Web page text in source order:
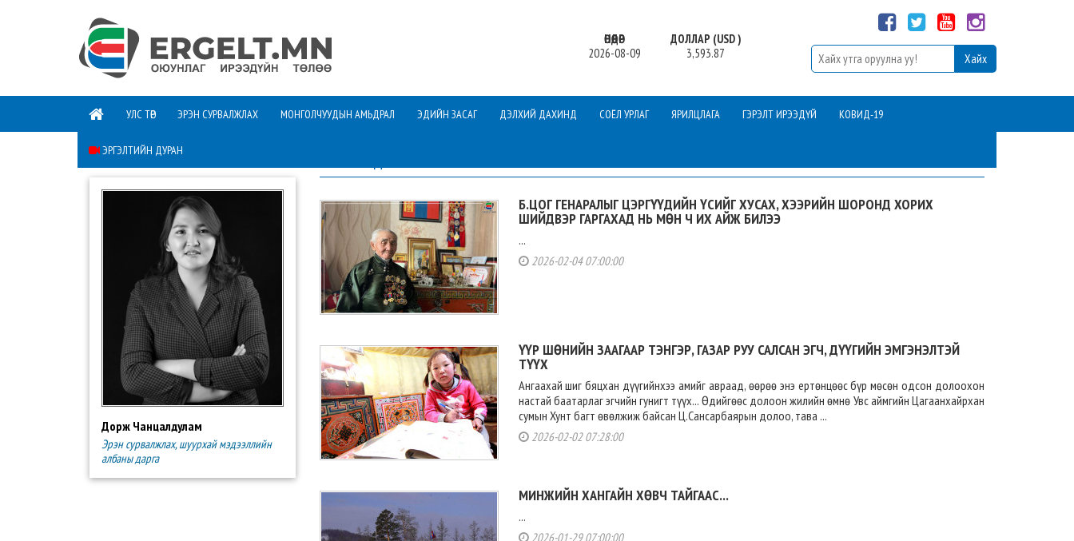
ӨНӨӨДӨР
2026-08-09
ДОЛЛАР (USD )
3,593.87
УЛС ТӨР ЭРЭН СУРВАЛЖЛАХ МОНГОЛЧУУДЫН АМЬДРАЛ ЭДИЙН ЗАСАГ ДЭЛХИЙ ДАХИНД СОЁЛ УРЛАГ ЯРИЛЦЛАГА ГЭРЭЛТ ИРЭЭДҮЙ КОВИД-19
ЭРГЭЛТИЙН ДУРАН
Дорж Чанцалдулам
Эрэн сурвалжлах, шуурхай мэдээллийн
албаны дарга
Б.ЦОГ ГЕНАРАЛЫГ ЦЭРГҮҮДИЙН ҮСИЙГ ХУСАХ, ХЭЭРИЙН ШОРОНД ХОРИХ
ШИЙДВЭР ГАРГАХАД НЬ МӨН Ч ИХ АЙЖ БИЛЭЭ
...
2026-02-04 07:00:00
ҮҮР ШӨНИЙН ЗААГААР ТЭНГЭР, ГАЗАР РУУ САЛСАН ЭГЧ, ДҮҮГИЙН ЭМГЭНЭЛТЭЙ
ТҮҮХ
Ангаахай шиг бяцхан дүүгийнхээ амийг авраад, өөрөө энэ ертөнцөөс бүр мөсөн одсон долоохон
настай баатарлаг эгчийн гунигт түүх... Өдийгөөс долоон жилийн өмнө Увс аймгийн Цагаанхайрхан
сумын Хунт багт өвөлжиж байсан Ц.Сансарбаярын долоо, тава ...
2026-02-02 07:28:00
МИНЖИЙН ХАНГАЙН ХӨВЧ ТАЙГААС...
...
2026-01-29 07:00:00